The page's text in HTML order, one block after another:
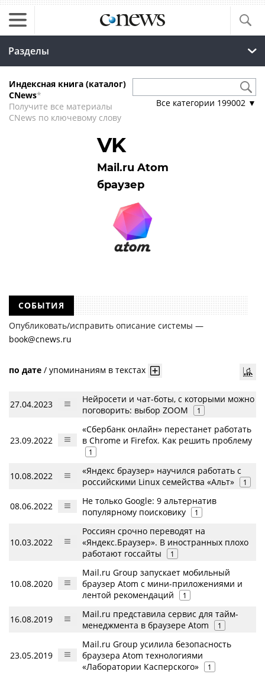
Разделы
Индексная книга (каталог)
CNews*
Получите все материалы
CNews по ключевому слову
Все категории 199002 ▼
VK
Mail.ru Atom
браузер
СОБЫТИЯ
Опубликовать/исправить описание системы —
book@cnews.ru
по дате / упоминаниям в текстах
27.04.2023
Нейросети и чат-боты, с которыми можно
поговорить: выбор ZOOM
1
23.09.2022
«Сбербанк онлайн» перестанет работать
в Chrome и Firefox. Как решить проблему
1
10.08.2022
«Яндекс браузер» научился работать с
российскими Linux семейства «Альт»
1
08.06.2022
Не только Google: 9 альтернатив
популярному поисковику
1
10.03.2022
Россиян срочно переводят на
«Яндекс.Браузер». В иностранных плохо
работают госсайты
1
10.08.2020
Mail.ru Group запускает мобильный
браузер Atom с мини-приложениями и
лентой рекомендаций
1
16.08.2019
Mail.ru представила сервис для тайм-
менеджмента в браузере Atom
1
23.05.2019
Mail.ru Group усилила безопасность
браузера Atom технологиями
«Лаборатории Касперского»
1